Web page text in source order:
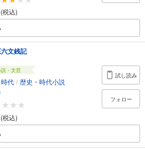
税込)
文銭記
・文芸
代 / 歴史・時代小説
税込)
試し読み
フォロー